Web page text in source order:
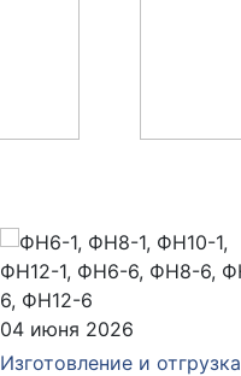
04 июня 2026
Изготовление и отгрузка